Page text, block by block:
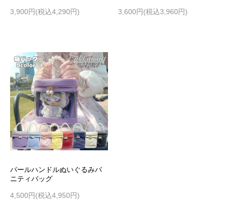
3,900円(税込4,290円) 3,600円(税込3,960円)
パールハンドルぬいぐるみバ
ニティバッグ
4,500円(税込4,950円)